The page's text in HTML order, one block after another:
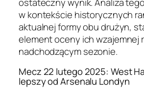
w kontekście historycznych
aktualnej formy obu drużyn,
element oceny ich wzajemnej
nadchodzącym sezonie.
Mecz 22 lutego 2025: West
lepszy od Arsenalu Londyn